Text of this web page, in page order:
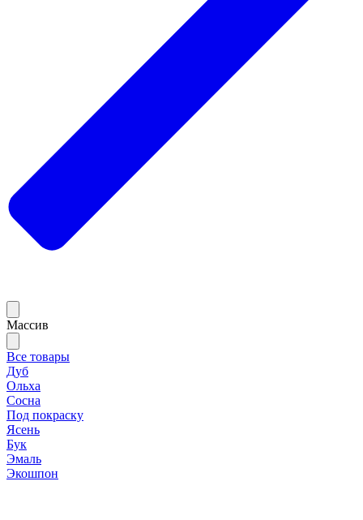
Массив
Все товары
Дуб
Ольха
Сосна
Под покраску
Ясень
Бук
Эмаль
Экошпон